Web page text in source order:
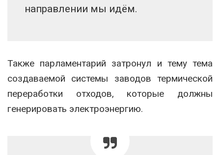
направлении мы идём.
Также парламентарий затронул и тему тема
создаваемой системы заводов термической
переработки отходов, которые должны
генерировать электроэнергию.